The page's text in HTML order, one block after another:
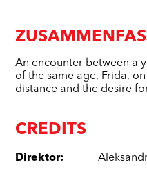
An encounter between a
of the same age, Frida,
distance and the desire
CREDITS
Direktor: